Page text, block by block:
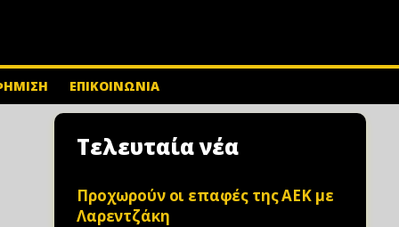
ΕΠΙΚΟΙΝΩΝΙΑ
Τελευταία νέα
Προχωρούν οι επαφές της ΑΕΚ με
Λαρεντζάκη